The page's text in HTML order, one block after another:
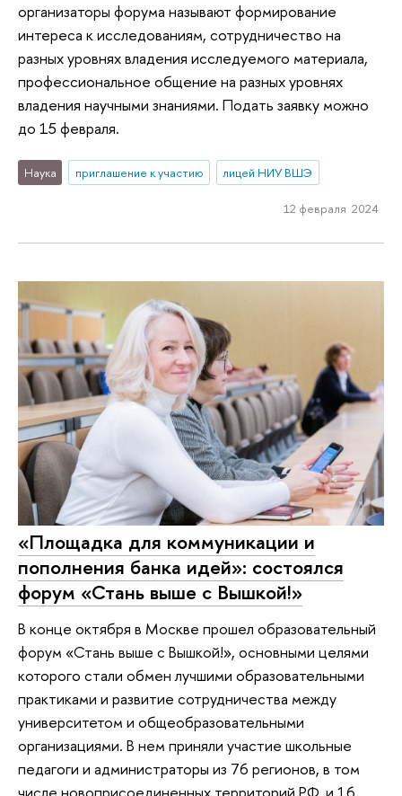
организаторы форума называют формирование
интереса к исследованиям, сотрудничество на
разных уровнях владения исследуемого материала,
профессиональное общение на разных уровнях
владения научными знаниями. Подать заявку можно
до 15 февраля.
Наука приглашение к участию лицей НИУ ВШЭ
12 февраля 2024
«Площадка для коммуникации и
пополнения банка идей»: состоялся
форум «Стань выше с Вышкой!»
В конце октября в Москве прошел образовательный
форум «Стань выше с Вышкой!», основными целями
которого стали обмен лучшими образовательными
практиками и развитие сотрудничества между
университетом и общеобразовательными
организациями. В нем приняли участие школьные
педагоги и администраторы из 76 регионов, в том